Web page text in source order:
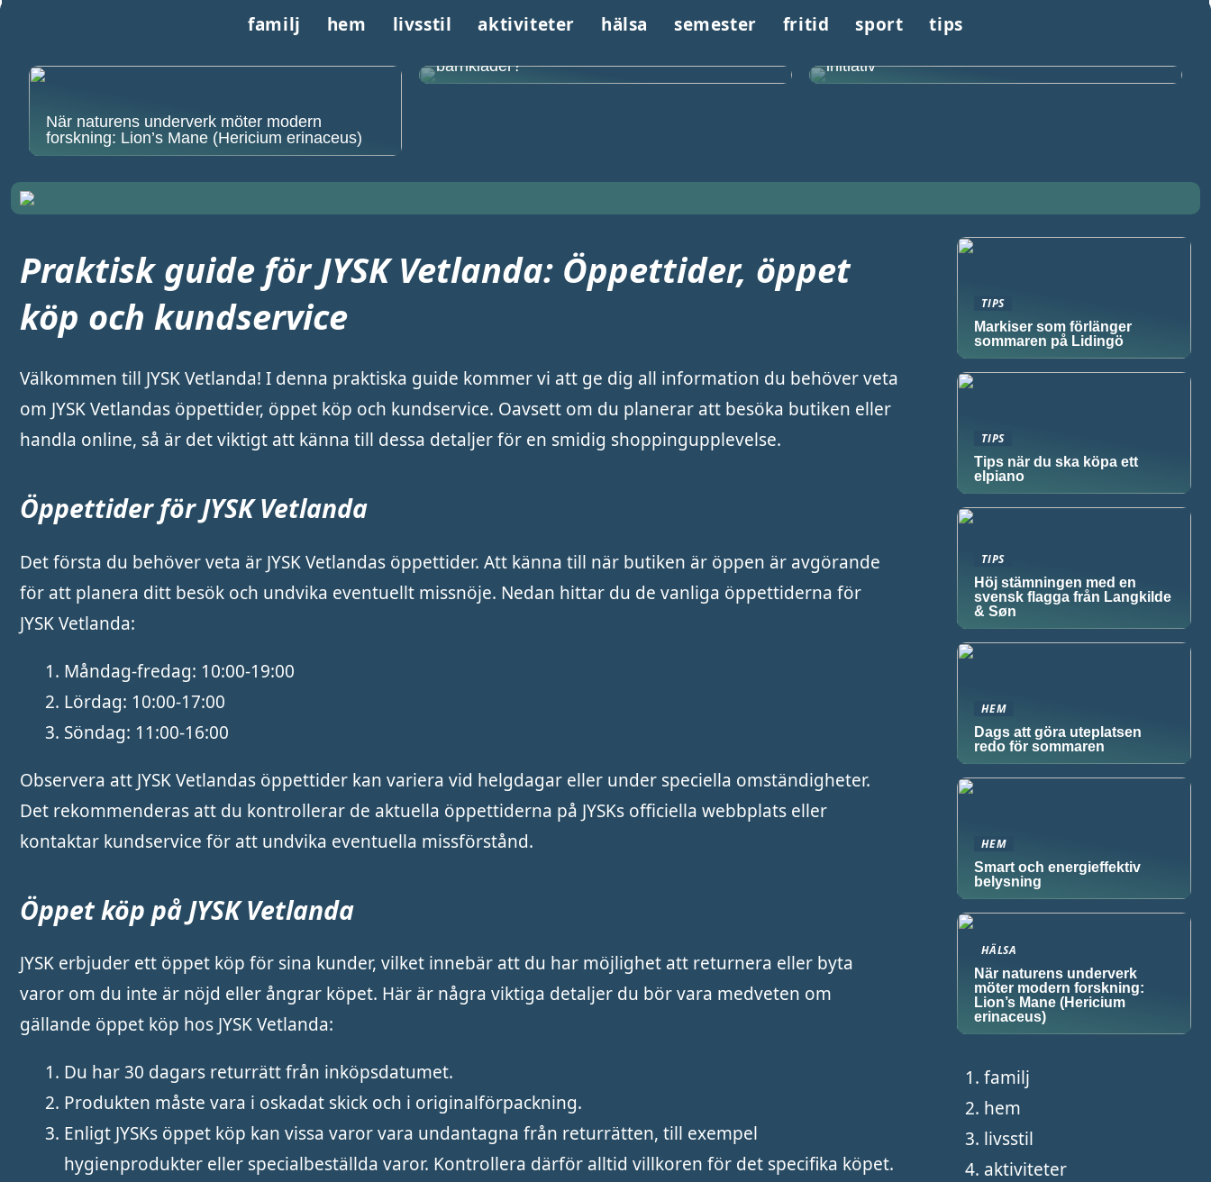
familj hem livsstil aktiviteter hälsa semester fritid sport tips
När naturens underverk möter modern
forskning: Lion’s Mane (Hericium erinaceus)
barnkläder?
initiativ
Praktisk guide för JYSK Vetlanda: Öppettider, öppet
köp och kundservice
Välkommen till JYSK Vetlanda! I denna praktiska guide kommer vi att ge dig all information du behöver veta
om JYSK Vetlandas öppettider, öppet köp och kundservice. Oavsett om du planerar att besöka butiken eller
handla online, så är det viktigt att känna till dessa detaljer för en smidig shoppingupplevelse.
Öppettider för JYSK Vetlanda
Det första du behöver veta är JYSK Vetlandas öppettider. Att känna till när butiken är öppen är avgörande
för att planera ditt besök och undvika eventuellt missnöje. Nedan hittar du de vanliga öppettiderna för
JYSK Vetlanda:
Måndag-fredag: 10:00-19:00
Lördag: 10:00-17:00
Söndag: 11:00-16:00
Observera att JYSK Vetlandas öppettider kan variera vid helgdagar eller under speciella omständigheter.
Det rekommenderas att du kontrollerar de aktuella öppettiderna på JYSKs officiella webbplats eller
kontaktar kundservice för att undvika eventuella missförstånd.
Öppet köp på JYSK Vetlanda
JYSK erbjuder ett öppet köp för sina kunder, vilket innebär att du har möjlighet att returnera eller byta
varor om du inte är nöjd eller ångrar köpet. Här är några viktiga detaljer du bör vara medveten om
gällande öppet köp hos JYSK Vetlanda:
Du har 30 dagars returrätt från inköpsdatumet.
Produkten måste vara i oskadat skick och i originalförpackning.
Enligt JYSKs öppet köp kan vissa varor vara undantagna från returrätten, till exempel
hygienprodukter eller specialbeställda varor. Kontrollera därför alltid villkoren för det specifika köpet.
TIPS
Markiser som förlänger
sommaren på Lidingö
TIPS
Tips när du ska köpa ett
elpiano
TIPS
Höj stämningen med en
svensk flagga från Langkilde
& Søn
HEM
Dags att göra uteplatsen
redo för sommaren
HEM
Smart och energieffektiv
belysning
HÄLSA
När naturens underverk
möter modern forskning:
Lion’s Mane (Hericium
erinaceus)
familj
hem
livsstil
aktiviteter